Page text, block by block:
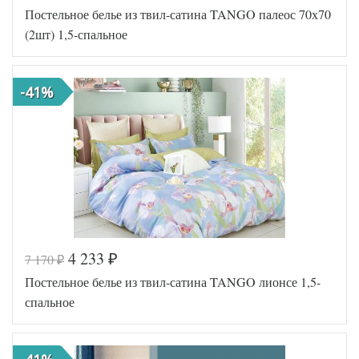
Артикул
TT1243
Ткань
Размер
пододеяльника 150х200
Размер
простыни
180х230
70х70
(2шт)
Производитель
Tango
(Китай)
Код товара
577-814
Артикул
TT1246
Размер
пододеяльника 150х200
Постельное белье из твил-сатина TANGO палеос 70х70
(2шт) 1,5-спальное
-41%
7 170₽ 4 233 ₽
Постельное белье из твил-сатина TANGO лионсе 1,5-
спальное